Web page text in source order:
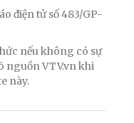
điện tử số 483/GP-
nếu không có sự
nguồn VTV.vn khi
này.